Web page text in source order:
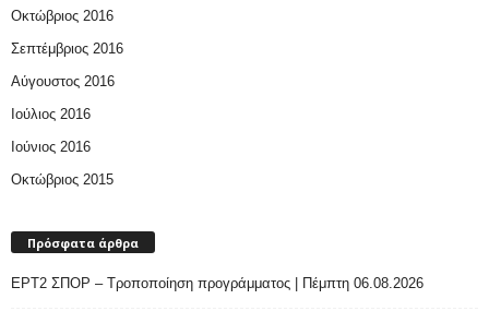
Οκτώβριος 2016
Σεπτέμβριος 2016
Αύγουστος 2016
Ιούλιος 2016
Ιούνιος 2016
Οκτώβριος 2015
Πρόσφατα άρθρα
ΕΡΤ2 ΣΠΟΡ – Τροποποίηση προγράμματος | Πέμπτη 06.08.2026